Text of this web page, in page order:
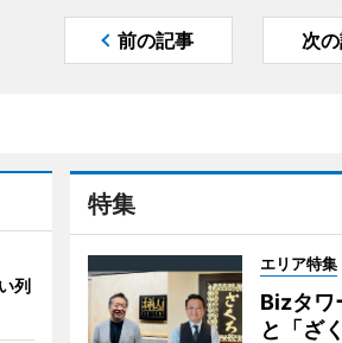
前の記事 次
特集
エリア特集
Bizタワ
と「ざ
列